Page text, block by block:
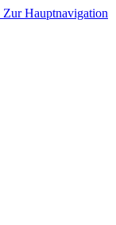
Zur Hauptnavigation